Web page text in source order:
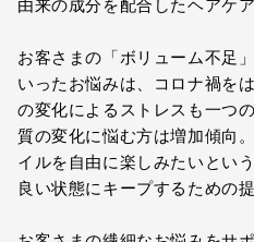
由来の成分を配合したヘアケ
お客さまの「ボリューム不足
いったお悩みは、コロナ禍を
の変化によるストレスも一つ
質の変化に悩む方は増加傾向
イルを自由に楽しみたいとい
良い状態にキープするための